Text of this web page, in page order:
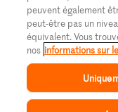
Préparations au
Enfants & famille
Toutes les recettes
Login Migusto
Magazine Migusto
Publicité
Impressum
Mentions légales
À propos de Migros
Magasins
Cumulus
© 2026 La Fédération
peuvent également
peut-être pas un
équivalent. Vous
nos informations sur